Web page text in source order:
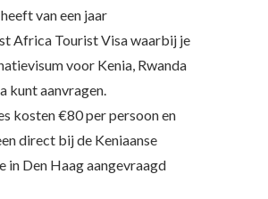
van een jaar
Africa Tourist Visa waarbij je
voor Kenia, Rwanda
kunt aanvragen.
kosten €80 per persoon en
direct bij de Keniaanse
in Den Haag aangevraagd